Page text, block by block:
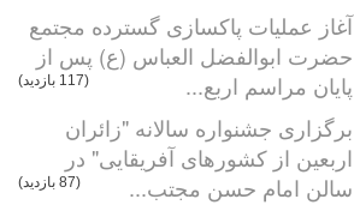
آغاز عملیات پاکسازی گسترده مجتمع
حضرت ابوالفضل العباس (ع) پس از
پایان مراسم اربع...
(117 بازدید)
برگزاری جشنواره سالانه "زائران
اربعین از کشورهای آفریقایی" در
سالن امام حسن مجتب...
(87 بازدید)